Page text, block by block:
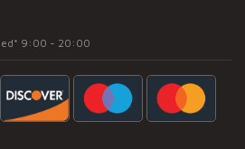
9:00 - 20:00